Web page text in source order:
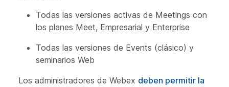
Todas las versiones activas de Meetings con
los planes Meet, Empresarial y Enterprise
Todas las versiones de Events (clásico) y
seminarios Web
Los administradores de Webex deben permitir la